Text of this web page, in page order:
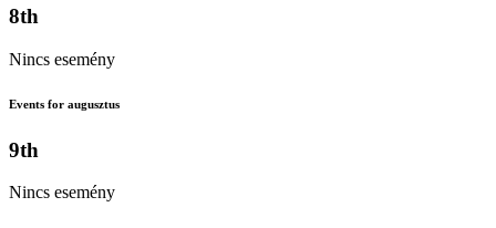
8th
Nincs esemény
Events for augusztus
9th
Nincs esemény